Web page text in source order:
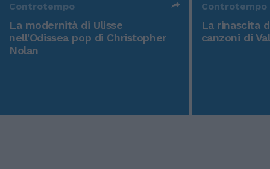
Controtempo
La modernità di Ulisse
nell'Odissea pop di Christopher
Nolan
Controtempo
La rinascita
canzoni di